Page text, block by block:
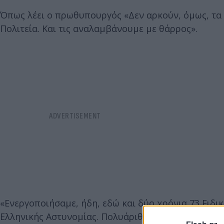
Όπως λέει ο πρωθυπουργός «Δεν αρκούν, όμως, τα
Πολιτεία. Και τις αναλαμβάνουμε με θάρρος».
«Ενεργοποιήσαμε, ήδη, εδώ και δύο χρόνια 73
Ελληνικής Αστυνομίας. Πολυάριθμοι αστυνομικοί